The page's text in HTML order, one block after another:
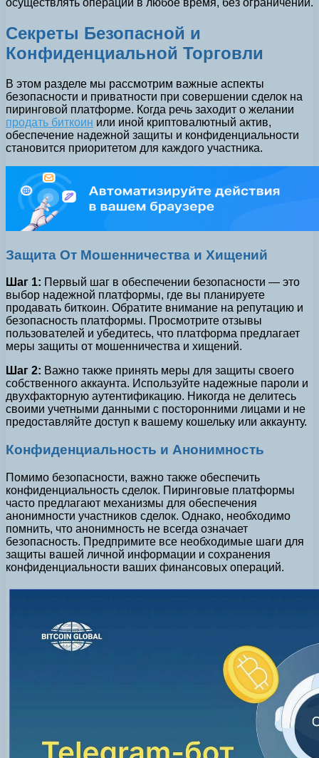
осуществлять операции в любое время, без ограничений.
Секреты Безопасной и
Конфиденциальной Торговли
В этом разделе мы рассмотрим важные аспекты
безопасности и приватности при совершении сделок на
пиринговой платформе. Когда речь заходит о желании
продать биткоин или иной криптовалютный актив,
обеспечение надежной защиты и конфиденциальности
становится приоритетом для каждого участника.
Защита От Мошенничества и Хищений
Шаг 1: Первый шаг в обеспечении безопасности — это
выбор надежной платформы, где вы планируете
продавать биткоин. Обратите внимание на репутацию и
безопасность платформы. Просмотрите отзывы
пользователей и убедитесь, что платформа предлагает
меры защиты от мошенничества и хищений.
Шаг 2: Важно также принять меры для защиты своего
собственного аккаунта. Используйте надежные пароли и
двухфакторную аутентификацию. Никогда не делитесь
своими учетными данными с посторонними лицами и не
предоставляйте доступ к вашему кошельку или аккаунту.
Конфиденциальность и Анонимность
Помимо безопасности, важно также обеспечить
конфиденциальность сделок. Пиринговые платформы
часто предлагают механизмы для обеспечения
анонимности участников сделок. Однако, необходимо
помнить, что анонимность не всегда означает
безопасность. Предпримите все необходимые шаги для
защиты вашей личной информации и сохранения
конфиденциальности ваших финансовых операций.